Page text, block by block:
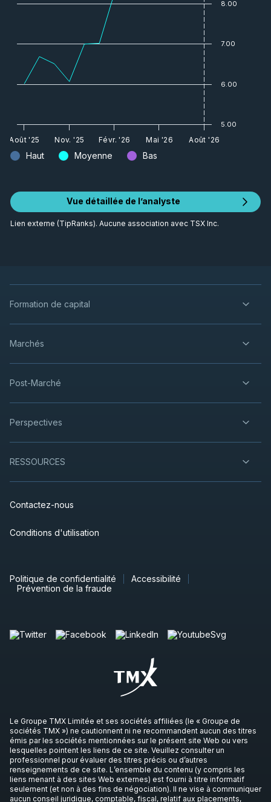
Haut Moyenne Bas
Août '25 Nov. '25 Févr. '26 Mai '26 Août '26
5.00
6.00
7.00
8.00
Vue détaillée de l’analyste
Lien externe (TipRanks). Aucune association avec TSX Inc.
Formation de capital
Marchés
Post-Marché
Perspectives
RESSOURCES
Contactez-nous
Conditions d'utilisation
Politique de confidentialité
Accessibilité
Prévention de la fraude
Le Groupe TMX Limitée et ses sociétés affiliées (le « Groupe de
sociétés TMX ») ne cautionnent ni ne recommandent aucun des titres
émis par les sociétés mentionnées sur le présent site Web ou vers
lesquelles pointent les liens de ce site. Veuillez consulter un
professionnel pour évaluer des titres précis ou d’autres
renseignements de ce site. L’ensemble du contenu (y compris les
liens menant à des sites Web externes) est fourni à titre informatif
seulement (et non à des fins de négociation). Il ne vise à communiquer
aucun conseil juridique, comptable, fiscal, relatif aux placements,